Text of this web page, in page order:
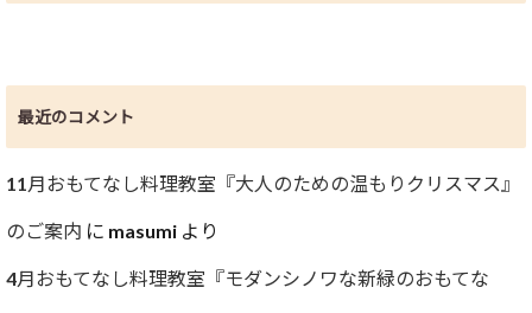
最近のコメント
11月おもてなし料理教室『大人のための温もりクリスマス』
のご案内 に masumi より
4月おもてなし料理教室『モダンシノワな新緑のおもてな